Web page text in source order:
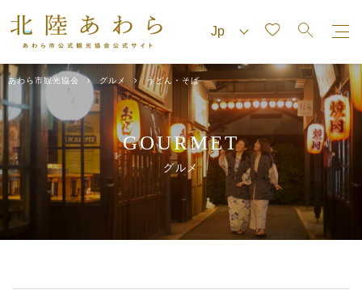
あわら市観光協会 グルメ うどん・そば
GOURMET
グルメ